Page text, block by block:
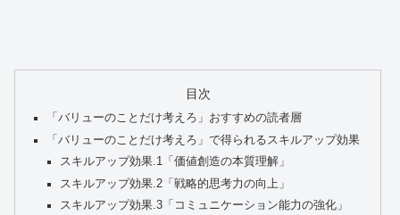
目次
「バリューのことだけ考えろ」おすすめの読者層
「バリューのことだけ考えろ」で得られるスキルアップ効果
スキルアップ効果.1「価値創造の本質理解」
スキルアップ効果.2「戦略的思考力の向上」
スキルアップ効果.3「コミュニケーション能力の強化」